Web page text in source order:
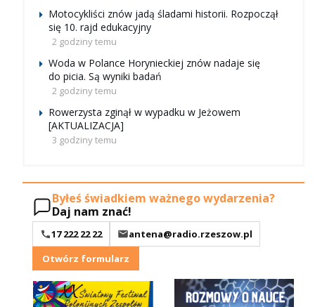
Motocykliści znów jadą śladami historii. Rozpoczął
się 10. rajd edukacyjny
2 godziny temu
Woda w Polance Horynieckiej znów nadaje się
do picia. Są wyniki badań
2 godziny temu
Rowerzysta zginął w wypadku w Jeżowem
[AKTUALIZACJA]
3 godziny temu
Byłeś świadkiem ważnego wydarzenia?
Daj nam znać!
17 222 22 22
antena@radio.rzeszow.pl
Otwórz formularz